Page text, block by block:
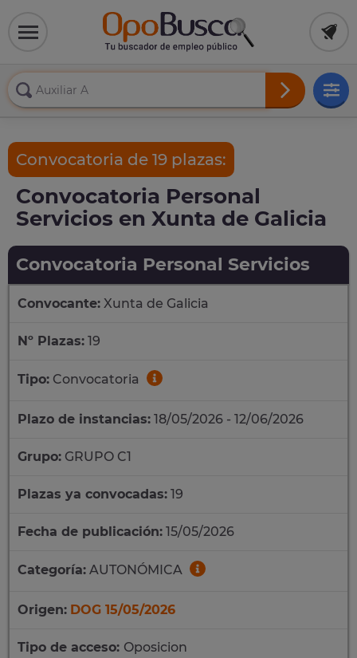
Convocatoria de 19 plazas:
Convocatoria Personal
Servicios en Xunta de Galicia
Convocatoria Personal Servicios
Convocante: Xunta de Galicia
Nº Plazas: 19
Tipo: Convocatoria
Plazo de instancias: 18/05/2026 - 12/06/2026
Grupo: GRUPO C1
Plazas ya convocadas: 19
Fecha de publicación: 15/05/2026
Categoría: AUTONÓMICA
Origen: DOG 15/05/2026
Tipo de acceso: Oposicion